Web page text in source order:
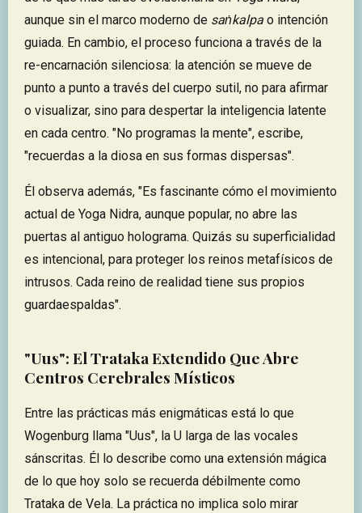
aunque sin el marco moderno de saṅkalpa o intención
guiada. En cambio, el proceso funciona a través de la
re-encarnación silenciosa: la atención se mueve de
punto a punto a través del cuerpo sutil, no para afirmar
o visualizar, sino para despertar la inteligencia latente
en cada centro. "No programas la mente", escribe,
"recuerdas a la diosa en sus formas dispersas".
Él observa además, "Es fascinante cómo el movimiento
actual de Yoga Nidra, aunque popular, no abre las
puertas al antiguo holograma. Quizás su superficialidad
es intencional, para proteger los reinos metafísicos de
intrusos. Cada reino de realidad tiene sus propios
guardaespaldas".
"Uus": El Trataka Extendido Que Abre
Centros Cerebrales Místicos
Entre las prácticas más enigmáticas está lo que
Wogenburg llama "Uus", la U larga de las vocales
sánscritas. Él lo describe como una extensión mágica
de lo que hoy solo se recuerda débilmente como
Trataka de Vela. La práctica no implica solo mirar